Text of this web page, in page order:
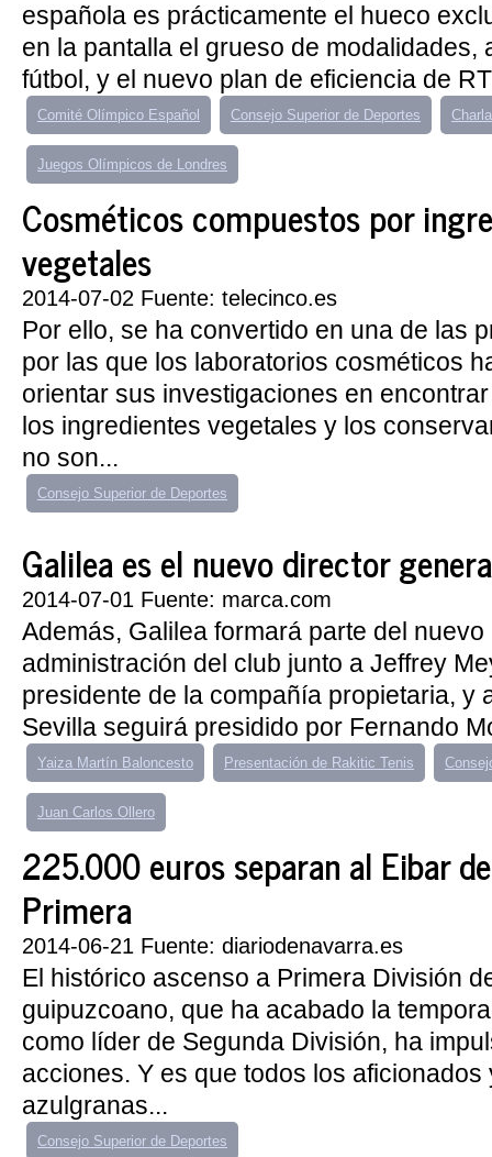
española es prácticamente el hueco
en la pantalla el grueso de modalidades,
fútbol, y el nuevo plan de eficiencia de
Comité Olímpico Español Consejo Superior de Deportes
Juegos Olímpicos de Londres
Cosméticos compuestos por
vegetales
2014-07-02 Fuente: telecinco.es
Por ello, se ha convertido en una de las
por las que los laboratorios cosméticos
orientar sus investigaciones en
los ingredientes vegetales y los
no son...
Consejo Superior de Deportes
Galilea es el nuevo director
2014-07-01 Fuente: marca.com
Además, Galilea formará parte del
administración del club junto a Jeffrey
presidente de la compañía propietaria, y
Sevilla seguirá presidido por Fernando
Yaiza Martín Baloncesto Presentación de Rakitic Tenis
Juan Carlos Ollero
225.000 euros separan al Eibar
Primera
2014-06-21 Fuente: diariodenavarra.es
El histórico ascenso a Primera División
guipuzcoano, que ha acabado la
como líder de Segunda División, ha
acciones. Y es que todos los aficionados
azulgranas...
Consejo Superior de Deportes